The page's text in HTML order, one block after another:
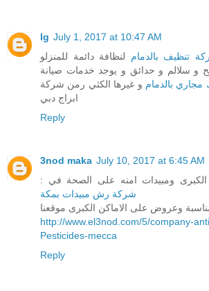
lg July 1, 2017 at 10:47 AM
تنظيف بالدمام لنظافة دائمة للمنزلو
و سلالم و حدائق و يوجد خدمات صيانة
بالدمام و غيرها الكثي رمن شركة
ابراج دبي
Reply
3nod maka July 10, 2017 at 6:45 AM
الكبرى ومبيدات امنه على الصحة في :
شركة رش مبيدات بمكة
http://www.el3nod.com/5/company-
Pesticides-mecca
Reply